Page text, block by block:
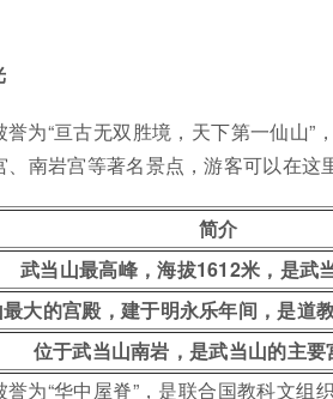
誉为“亘古无双胜境，天下第一仙山
南岩宫等著名景点，游客可以在这
简介
武当山最高峰，海拔1612米，是武
大的宫殿，建于明永乐年间，是道
位于武当山南岩，是武当山的主要
誉为“华中屋脊”，是联合国教科文